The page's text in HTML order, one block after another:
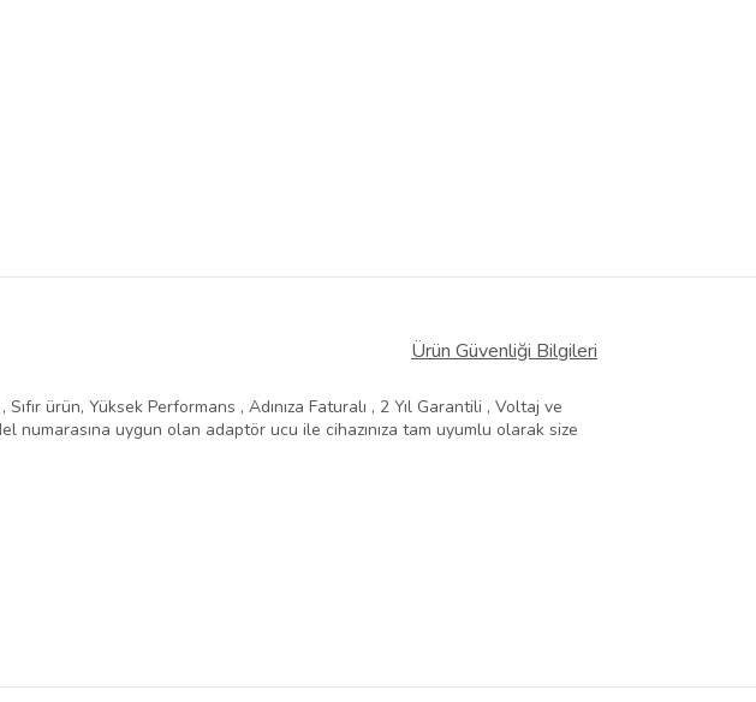
Ürün Güvenliği Bilgileri
ürün, Yüksek Performans , Adınıza Faturalı , 2 Yıl Garantili , Voltaj ve
numarasına uygun olan adaptör ucu ile cihazınıza tam uyumlu olarak size